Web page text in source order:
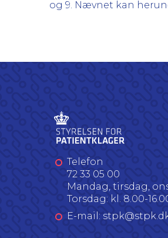
og 9. Nævnet kan
Telefon
72 33 05 00
Mandag, tirsdag,
Torsdag: kl. 8.00-
E-mail: